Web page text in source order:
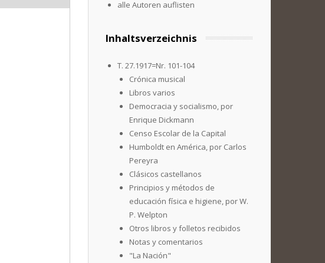
alle Autoren auflisten
Inhaltsverzeichnis
T. 27.1917=Nr. 101-104
Crónica musical
Libros varios
Democracia y socialismo, por
Enrique Dickmann
Censo Escolar de la Capital
Humboldt en América, por Carlos
Pereyra
Clásicos castellanos
Principios y métodos de
educación física e higiene, por W.
P. Welpton
Otros libros y folletos recibidos
Notas y comentarios
"La Nación"